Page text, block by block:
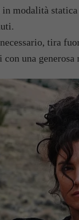
modalità
tira
una generosa